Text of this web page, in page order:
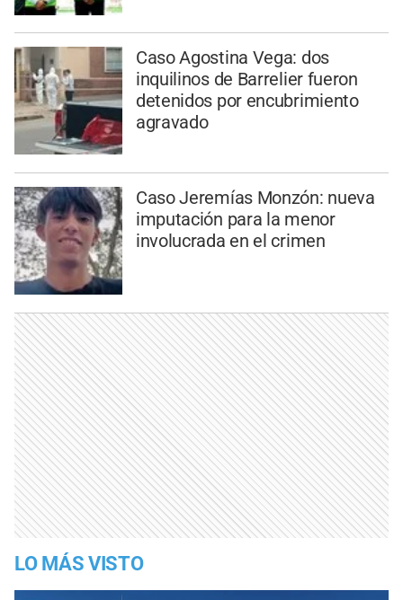
Caso Agostina Vega: dos
inquilinos de Barrelier fueron
detenidos por encubrimiento
agravado
Caso Jeremías Monzón: nueva
imputación para la menor
involucrada en el crimen
LO MÁS VISTO